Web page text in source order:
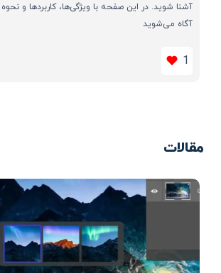
آشنا شوید. در این صفحه با ویژگی‌ها، کاربردها و نحوه
آگاه می‌شوید
1
مقالات